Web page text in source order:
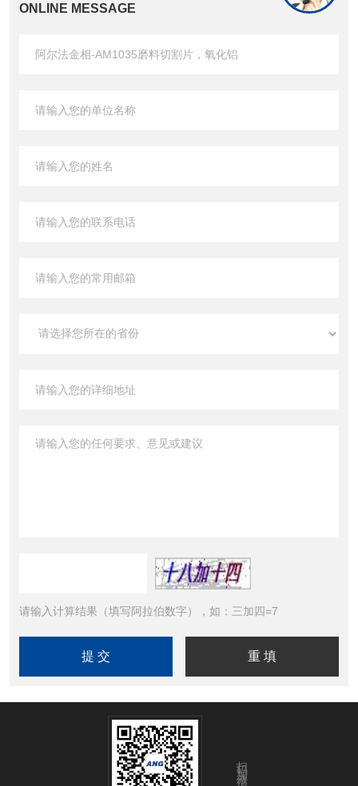
ONLINE MESSAGE
请输入计算结果（填写阿拉伯数字），如：三加四=7
扫码加微信